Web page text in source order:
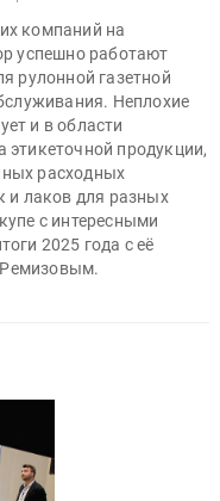
компаний на
успешно работают
рулонной газетной
Неплохие
и в области
этикеточной продукции,
расходных
и лаков для разных
с интересными
2025 года с её